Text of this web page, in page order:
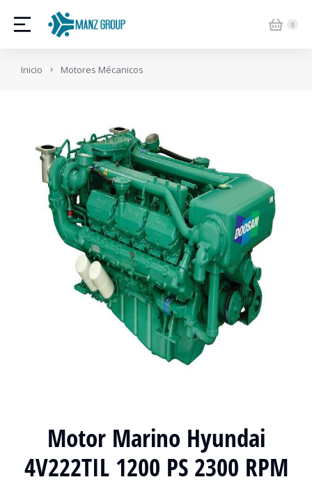
Estás aquí:
Inicio Motores Mécanicos
Motor Marino Hyundai
4V222TIL 1200 PS 2300 RPM